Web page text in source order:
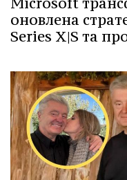
оновлена
Series X|S та